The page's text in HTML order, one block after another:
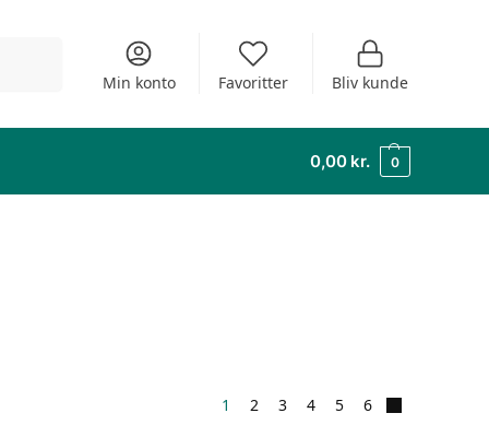
Min konto Favoritter Bliv kunde
0,00 kr. 0
1 2 3 4 5 6